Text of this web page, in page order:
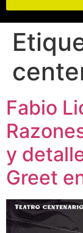
Fabio
y
Greet